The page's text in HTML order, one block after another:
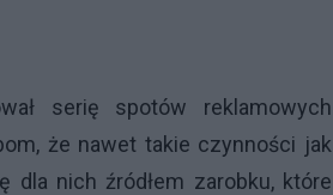
serię spotów reklamowych
że nawet takie czynności jak
nich źródłem zarobku, które